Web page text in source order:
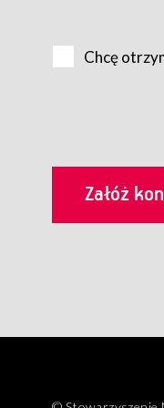
utrwalenie i
§ 3
Chcę